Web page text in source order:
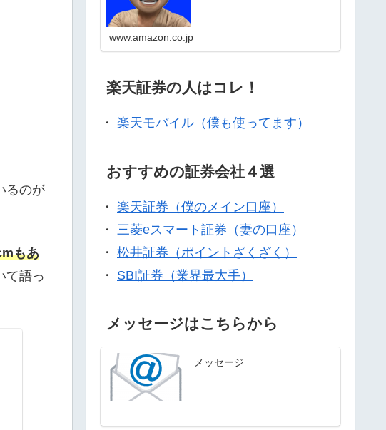
るのが
もあ
て語っ
www.amazon.co.jp
楽天証券の人はコレ！
・ 楽天モバイル（僕も使ってます）
おすすめの証券会社４選
・ 楽天証券（僕のメイン口座）
・ 三菱eスマート証券（妻の口座）
・ 松井証券（ポイントざくざく）
・ SBI証券（業界最大手）
メッセージはこちらから
メッセージ